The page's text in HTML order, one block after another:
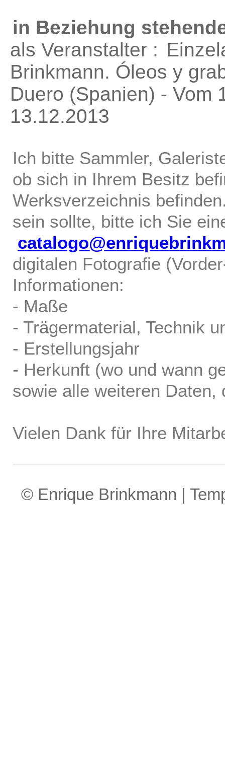
in Beziehung
als Veranstalter :
Brinkmann. Óleos y
Duero (Spanien) - Vom
13.12.2013
Ich bitte Sammler,
ob sich in Ihrem Besitz
Werksverzeichnis
sein sollte, bitte ich Sie
digitalen Fotografie
Informationen:
- Maße
- Trägermaterial, Technik
- Erstellungsjahr
- Herkunft (wo und wann
sowie alle weiteren
Vielen Dank für Ihre
© Enrique Brinkmann |